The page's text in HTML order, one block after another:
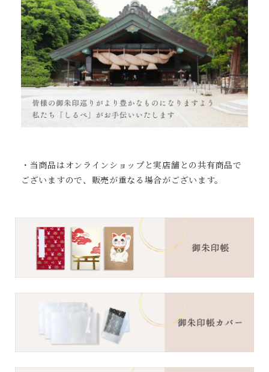
・当商品はオンラインショップと実店舗との共有商品で
ございますので、販売が重なる場合がございます。